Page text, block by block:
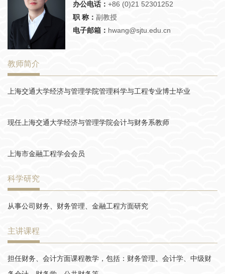
办公电话： +86 (0)21 52301252
职 称： 副教授
电子邮箱： hwang@sjtu.edu.cn
教师简介
上海交通大学经济与管理学院管理科学与工程专业博士毕业
现任上海交通大学经济与管理学院会计与财务系教师
上海市金融工程学会会员
科学研究
从事公司财务、财务管理、金融工程方面研究
主讲课程
担任财务、会计方面课程教学，包括：财务管理、会计学、中级财